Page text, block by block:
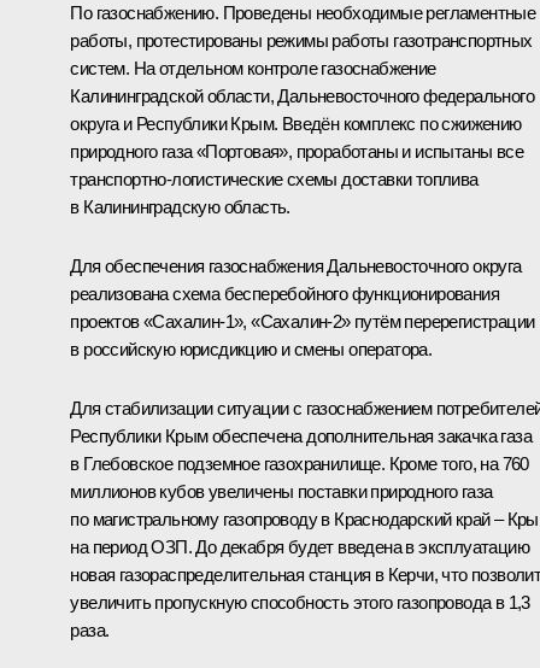
По газоснабжению. Проведены необходимые регламентные
работы, протестированы режимы работы газотранспортных
систем. На отдельном контроле газоснабжение
Калининградской области, Дальневосточного федерального
округа и Республики Крым. Введён комплекс по сжижению
природного газа «Портовая», проработаны и испытаны все
транспортно-логистические схемы доставки топлива
в Калининградскую область.
Для обеспечения газоснабжения Дальневосточного округа
реализована схема бесперебойного функционирования
проектов «Сахалин-1», «Сахалин-2» путём перерегистрации
в российскую юрисдикцию и смены оператора.
Для стабилизации ситуации с газоснабжением
Республики Крым обеспечена дополнительная закачка газа
в Глебовское подземное газохранилище. Кроме того, на 760
миллионов кубов увеличены поставки природного газа
по магистральному газопроводу в Краснодарский край –
на период ОЗП. До декабря будет введена в эксплуатацию
новая газораспределительная станция в Керчи, что
увеличить пропускную способность этого газопровода в 1,3
раза.